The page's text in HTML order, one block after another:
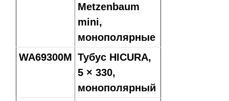
Metzenbaum
mini,
монополярные
WA69300M Тубус HICURA,
5 × 330,
монополярный